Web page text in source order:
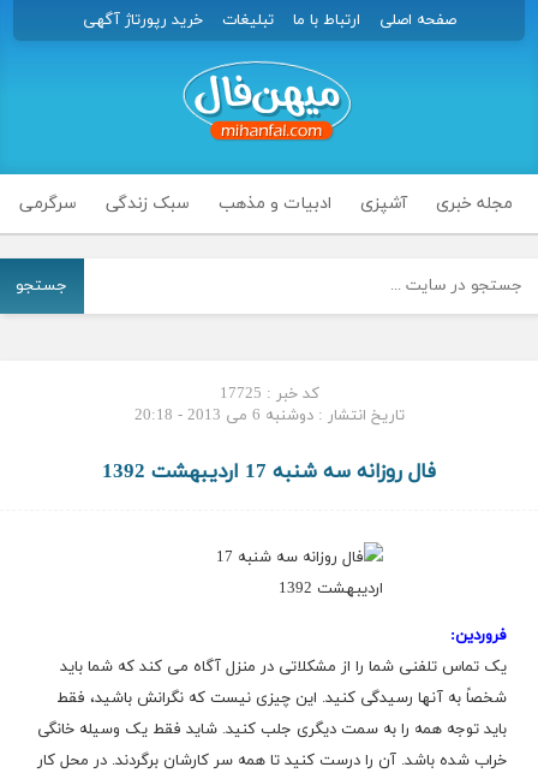
صفحه اصلی ارتباط با ما تبلیغات خرید رپورتاژ آگهی
مجله خبری آشپزی ادبیات و مذهب سبک زندگی سرگرمی
جستجو
کد خبر : 17725
تاریخ انتشار : دوشنبه 6 می 2013 - 20:18
فال روزانه سه شنبه 17 اردیبهشت 1392
فروردین:
یک تماس تلفنی شما را از مشکلاتی در منزل آگاه می کند که شما باید
شخصاً به آنها رسیدگی کنید. این چیزی نیست که نگرانش باشید، فقط
باید توجه همه را به سمت دیگری جلب کنید. شاید فقط یک وسیله خانگی
خراب شده باشد. آن را درست کنید تا همه سر کارشان برگردند. در محل کار